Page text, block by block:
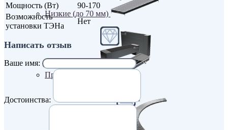
Низкие (до 70 мм)
Премиум класс
Мощность (Вт)
90-170
Возможность
установки ТЭНа
Нет
Написать отзыв
Ваше имя:
Достоинства: